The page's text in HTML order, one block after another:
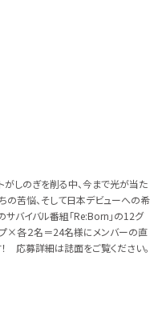
しのぎを削る中、今まで光が当た
の苦悩、そして日本デビューへの希
バイバル番組「Re:Born」の12グ
プ×各２名＝24名様にメンバーの直
応募詳細は誌面をご覧ください。